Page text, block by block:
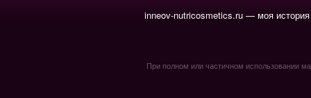
inneov-nutricosmetics.ru — моя
При полном или частичном использовании